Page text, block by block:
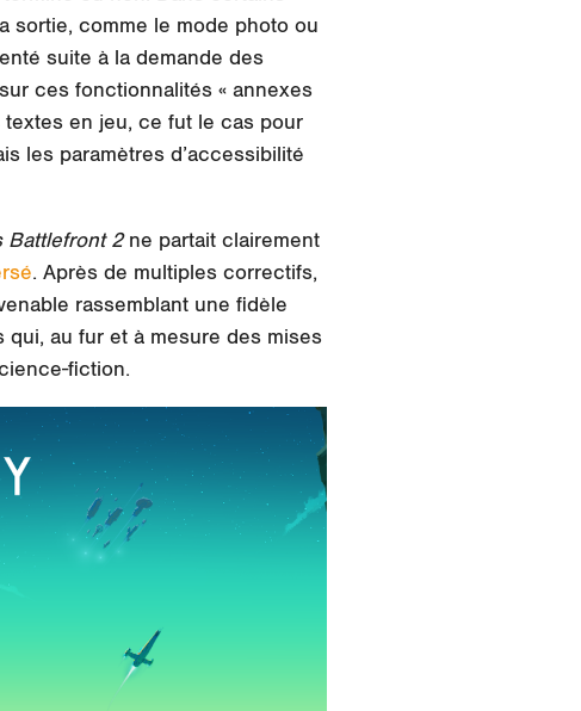
sortie, comme le mode photo ou
suite à la demande des
ces fonctionnalités « annexes
textes en jeu, ce fut le cas pour
les paramètres d’accessibilité
Battlefront 2ne partait clairement
. Après de multiples correctifs,
rassemblant une fidèle
au fur et à mesure des mises
fiction.